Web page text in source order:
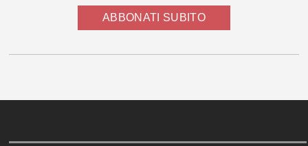
ABBONATI SUBITO